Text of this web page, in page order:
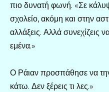
πιο δυνατή φωνή. «Σε
σχολείο, ακόμη και στην
αλλάξεις. Αλλά συνεχίζεις
εμένα.»
Ο Ράιαν προσπάθησε να
κάτω. Δεν ξέρεις τι λες.»